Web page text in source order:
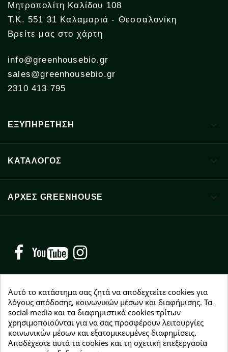
Μητροπολίτη Καλίδου 108
Τ.Κ. 551 31 Καλαμαριά - Θεσσαλονίκη
Βρείτε μας στο χάρτη
info@greenhousebio.gr
sales@greenhousebio.gr
2310 413 795
ΕΞΥΠΗΡΕΤΗΣΗ 
ΚΑΤΑΛΟΓΟΣ 
ΑΡΧΈΣ GREENHOUSE 
Facebook YouTube
NEWSLETTER
Εγγραφείτε δωρεάν και θα είστε οι πρώτοι που θα
λάβετε τα νέα μας γύρω από προσφορές, εκπτώσεις
και νέα προϊόντα.
Αυτό το κατάστημα σας ζητά να αποδεχτείτε cookies για
λόγους απόδοσης, κοινωνικών μέσων και διαφήμισης. Τα
social media και τα διαφημιστικά cookies τρίτων
χρησιμοποιούνται για να σας προσφέρουν λειτουργίες
κοινωνικών μέσων και εξατομικευμένες διαφημίσεις.
Αποδέχεστε αυτά τα cookies και τη σχετική επεξεργασία